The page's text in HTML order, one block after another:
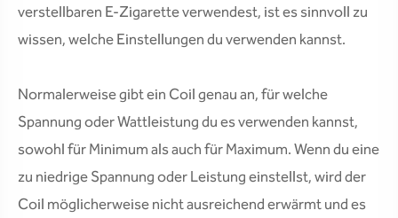
verstellbaren E-Zigarette verwendest, ist es sinnvoll zu
wissen, welche Einstellungen du verwenden kannst.
Normalerweise gibt ein Coil genau an, für welche
Spannung oder Wattleistung du es verwenden kannst,
sowohl für Minimum als auch für Maximum. Wenn du eine
zu niedrige Spannung oder Leistung einstellst, wird der
Coil möglicherweise nicht ausreichend erwärmt und es